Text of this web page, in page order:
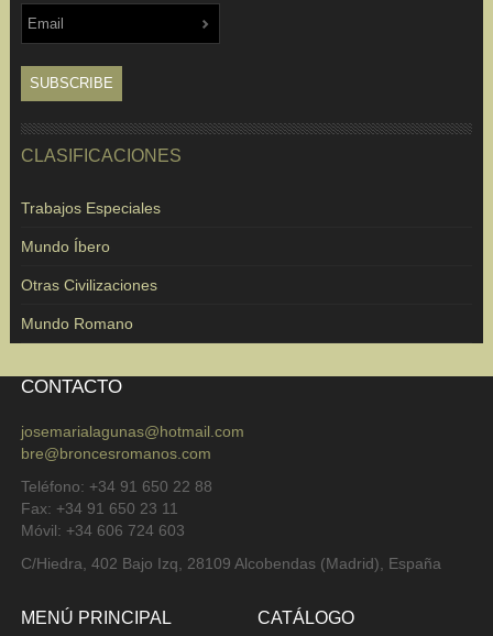
CLASIFICACIONES
Trabajos Especiales
Mundo Íbero
Otras Civilizaciones
Mundo Romano
CONTACTO
josemarialagunas@hotmail.com
bre@broncesromanos.com
Teléfono: +34 91 650 22 88
Fax: +34 91 650 23 11
Móvil: +34 606 724 603
C/Hiedra, 402 Bajo Izq, 28109 Alcobendas (Madrid), España
MENÚ PRINCIPAL CATÁLOGO